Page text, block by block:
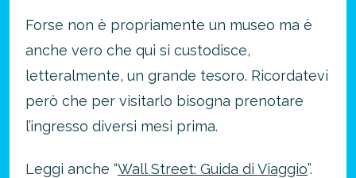
Forse non è propriamente un museo ma è
anche vero che qui si custodisce,
letteralmente, un grande tesoro. Ricordatevi
però che per visitarlo bisogna prenotare
l’ingresso diversi mesi prima.
Leggi anche “Wall Street: Guida di Viaggio”.